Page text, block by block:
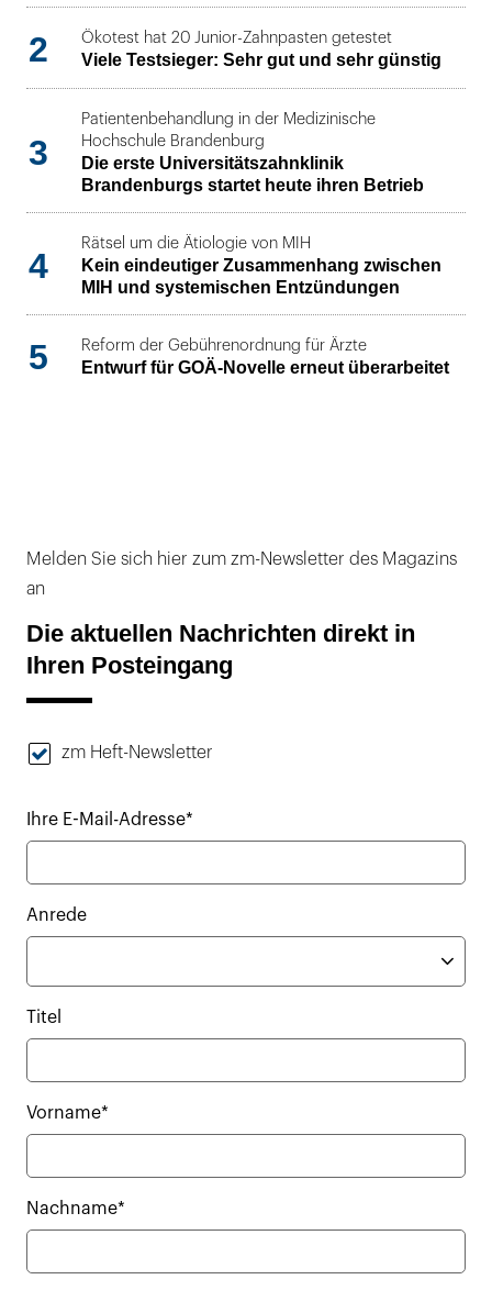
2 Ökotest hat 20 Junior-Zahnpasten getestet
Viele Testsieger: Sehr gut und sehr günstig
3
Patientenbehandlung in der Medizinische
Hochschule Brandenburg
Die erste Universitätszahnklinik
Brandenburgs startet heute ihren Betrieb
4
Rätsel um die Ätiologie von MIH
Kein eindeutiger Zusammenhang zwischen
MIH und systemischen Entzündungen
5 Reform der Gebührenordnung für Ärzte
Entwurf für GOÄ-Novelle erneut überarbeitet
Melden Sie sich hier zum zm-Newsletter des Magazins
an
Die aktuellen Nachrichten direkt in
Ihren Posteingang
zm Heft-Newsletter
Ihre E-Mail-Adresse*
Anrede
Titel
Vorname*
Nachname*